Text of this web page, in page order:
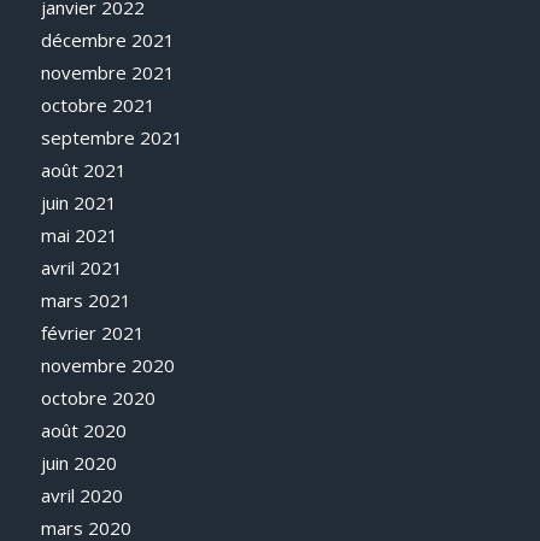
janvier 2022
décembre 2021
novembre 2021
octobre 2021
septembre 2021
août 2021
juin 2021
mai 2021
avril 2021
mars 2021
février 2021
novembre 2020
octobre 2020
août 2020
juin 2020
avril 2020
mars 2020